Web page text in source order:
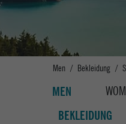
Men Bekleidung
MEN
BEKLEIDUNG